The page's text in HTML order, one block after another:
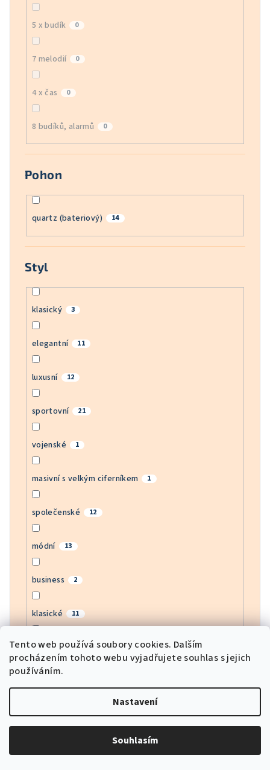
Tento web používá soubory cookies. Dalším
procházením tohoto webu vyjadřujete souhlas s jejich
používáním.
Nastavení
Souhlasím
5 x budík 0
7 melodií 0
4 x čas 0
8 budíků, alarmů 0
Pohon
quartz (bateriový) 14
Styl
klasický 3
elegantní 11
luxusní 12
sportovní 21
vojenské 1
masivní s velkým ciferníkem 1
společenské 12
módní 13
business 2
klasické 11
bussines 1
army 0